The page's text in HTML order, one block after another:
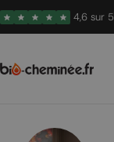
Passer
au
4,6 sur 5